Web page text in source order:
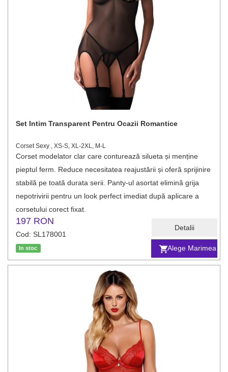
Alege Marimea
Detalii
Set Intim Transparent Pentru Ocazii Romantice
Corset Sexy , XS-S, XL-2XL, M-L
Corset modelator clar care conturează silueta și menține
pieptul ferm. Reduce necesitatea reajustării și oferă sprijinire
stabilă pe toată durata serii. Panty-ul asortat elimină grija
nepotrivirii pentru un look perfect imediat după aplicare a
corsetului corect fixat.
197 RON
Cod: SL178001
In stoc